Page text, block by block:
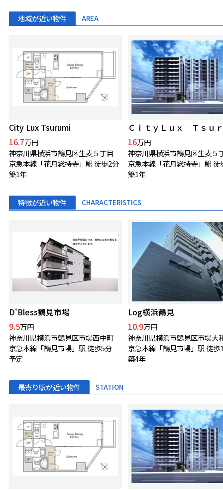
地域が近い物件 AREA
City Lux Tsurumi
16.7万円
神奈川県横浜市鶴見区生麦５丁目
京急本線「花月総持寺」駅 徒歩2分
築1年
16万円
神奈川県横浜市鶴見区生麦５
京急本線「花月総持寺」駅 徒
築1年
特徴が近い物件 CHARACTERISTICS
D'Bless鶴見市場
9.5万円
神奈川県横浜市鶴見区市場西中町
京急本線「鶴見市場」駅 徒歩5分
予定
Log横浜鶴見
10.9万円
神奈川県横浜市鶴見区市場大
京急本線「鶴見市場」駅 徒歩
築4年
最寄り駅が近い物件 STATION